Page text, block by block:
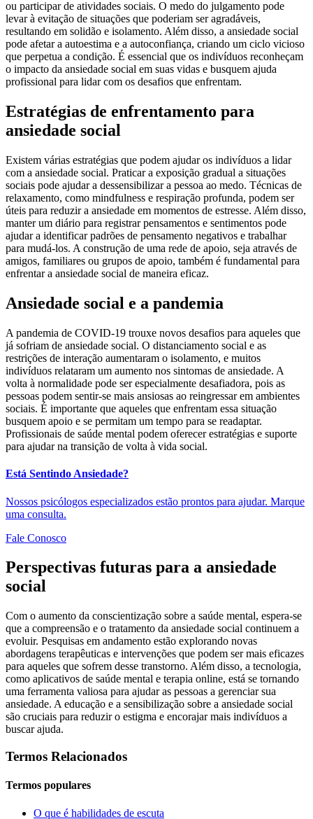
ou participar de atividades sociais. O medo do julgamento pode
levar à evitação de situações que poderiam ser agradáveis,
resultando em solidão e isolamento. Além disso, a ansiedade social
pode afetar a autoestima e a autoconfiança, criando um ciclo vicioso
que perpetua a condição. É essencial que os indivíduos reconheçam
o impacto da ansiedade social em suas vidas e busquem ajuda
profissional para lidar com os desafios que enfrentam.
Estratégias de enfrentamento para
ansiedade social
Existem várias estratégias que podem ajudar os indivíduos a lidar
com a ansiedade social. Praticar a exposição gradual a situações
sociais pode ajudar a dessensibilizar a pessoa ao medo. Técnicas de
relaxamento, como mindfulness e respiração profunda, podem ser
úteis para reduzir a ansiedade em momentos de estresse. Além disso,
manter um diário para registrar pensamentos e sentimentos pode
ajudar a identificar padrões de pensamento negativos e trabalhar
para mudá-los. A construção de uma rede de apoio, seja através de
amigos, familiares ou grupos de apoio, também é fundamental para
enfrentar a ansiedade social de maneira eficaz.
Ansiedade social e a pandemia
A pandemia de COVID-19 trouxe novos desafios para aqueles que
já sofriam de ansiedade social. O distanciamento social e as
restrições de interação aumentaram o isolamento, e muitos
indivíduos relataram um aumento nos sintomas de ansiedade. A
volta à normalidade pode ser especialmente desafiadora, pois as
pessoas podem sentir-se mais ansiosas ao reingressar em ambientes
sociais. É importante que aqueles que enfrentam essa situação
busquem apoio e se permitam um tempo para se readaptar.
Profissionais de saúde mental podem oferecer estratégias e suporte
para ajudar na transição de volta à vida social.
Está Sentindo Ansiedade?
Nossos psicólogos especializados estão prontos para ajudar. Marque
uma consulta.
Fale Conosco
Perspectivas futuras para a ansiedade
social
Com o aumento da conscientização sobre a saúde mental, espera-se
que a compreensão e o tratamento da ansiedade social continuem a
evoluir. Pesquisas em andamento estão explorando novas
abordagens terapêuticas e intervenções que podem ser mais eficazes
para aqueles que sofrem desse transtorno. Além disso, a tecnologia,
como aplicativos de saúde mental e terapia online, está se tornando
uma ferramenta valiosa para ajudar as pessoas a gerenciar sua
ansiedade. A educação e a sensibilização sobre a ansiedade social
são cruciais para reduzir o estigma e encorajar mais indivíduos a
buscar ajuda.
Termos Relacionados
Termos populares
O que é habilidades de escuta